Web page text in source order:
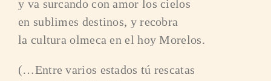
y va surcando con amor los cielos
en sublimes destinos, y recobra
la cultura olmeca en el hoy Morelos.
(…Entre varios estados tú rescatas